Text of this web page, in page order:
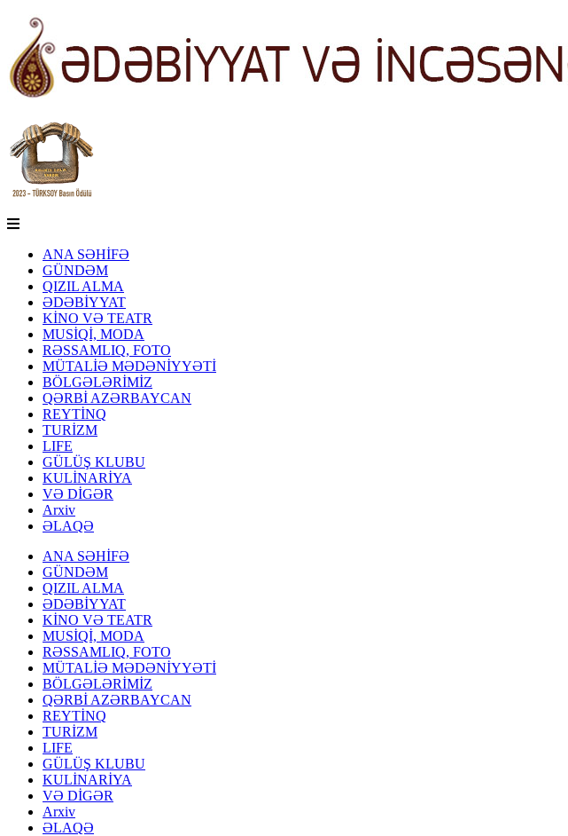
ANA SƏHİFƏ
GÜNDƏM
QIZIL ALMA
ƏDƏBİYYAT
KİNO VƏ TEATR
MUSİQİ, MODA
RƏSSAMLIQ, FOTO
MÜTALİƏ MƏDƏNİYYƏTİ
BÖLGƏLƏRİMİZ
QƏRBİ AZƏRBAYCAN
REYTİNQ
TURİZM
LIFE
GÜLÜŞ KLUBU
KULİNARİYA
VƏ DİGƏR
Arxiv
ƏLAQƏ
ANA SƏHİFƏ
GÜNDƏM
QIZIL ALMA
ƏDƏBİYYAT
KİNO VƏ TEATR
MUSİQİ, MODA
RƏSSAMLIQ, FOTO
MÜTALİƏ MƏDƏNİYYƏTİ
BÖLGƏLƏRİMİZ
QƏRBİ AZƏRBAYCAN
REYTİNQ
TURİZM
LIFE
GÜLÜŞ KLUBU
KULİNARİYA
VƏ DİGƏR
Arxiv
ƏLAQƏ